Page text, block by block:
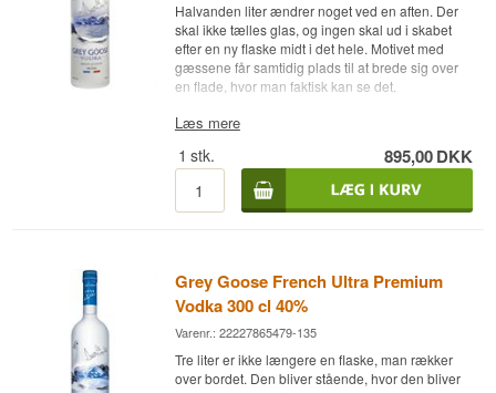
Halvanden liter ændrer noget ved en aften. Der
skal ikke tælles glas, og ingen skal ud i skabet
efter en ny flaske midt i det hele. Motivet med
gæssene får samtidig plads til at brede sig over
en flade, hvor man faktisk kan se det.
Ekspertens beskrivelse
Grey Goose er en Fransk Vodka på blød
vinterhvede, aftappet ved 40% i en flaske på 150
hvor det stiger op fra et grundvandsmagasin
under selve bygningen. Undervejs op gennem
bliver hentet direkte ved kilden uden yderligere
behandling.
Læs mere
1 stk. 895,00DKK
Grey Goose French Ultra Premium
Vodka 300 cl 40%
Varenr.: 22227865479-135
Tre liter er ikke længere en flaske, man rækker
over bordet. Den bliver stående, hvor den bliver